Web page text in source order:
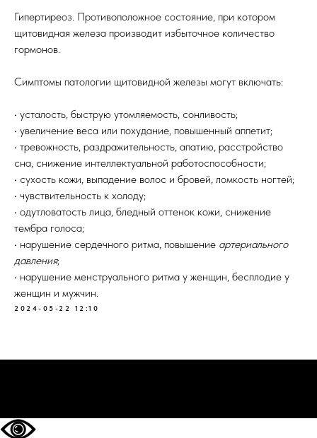
Гипертиреоз. Противоположное состояние, при котором
щитовидная железа производит избыточное количество
гормонов.
Симптомы патологии щитовидной железы могут включать:
• усталость, быструю утомляемость, сонливость;
• увеличение веса или похудание, повышенный аппетит;
• тревожность, раздражительность, апатию, расстройство
сна, снижение интеллектуальной работоспособности;
• сухость кожи, выпадение волос и бровей, ломкость ногтей;
• чувствительность к холоду;
• одутловатость лица, бледный оттенок кожи, снижение
тембра голоса;
• нарушение сердечного ритма, повышение артериального
давления;
• нарушение менструального ритма у женщин, бесплодие у
женщин и мужчин.
2024-05-22 12:10